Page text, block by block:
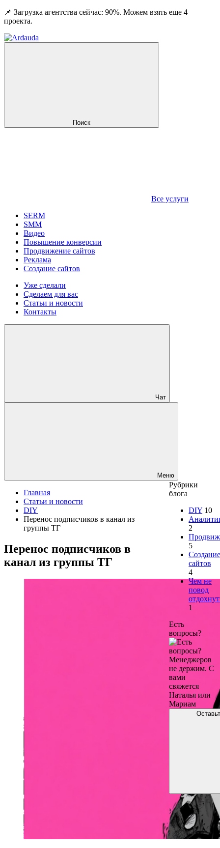
📌 Загрузка агентства сейчас: 90%. Можем взять еще 4
проекта.
Поиск
Все услуги
SERM
SMM
Видео
Повышение конверсии
Продвижение сайтов
Реклама
Создание сайтов
Уже сделали
Сделаем для вас
Статьи и новости
Контакты
Чат
Меню
Главная
Статьи и новости
DIY
Перенос подписчиков в канал из
группы ТГ
Перенос подписчиков в
канал из группы ТГ
Рубрики
блога
DIY 10
2
5
Создание
сайтов
4
Чем не
повод
1
Есть
вопросы?
Менеджеров
не держим. С
вами
свяжется
Наталья или
Мариам